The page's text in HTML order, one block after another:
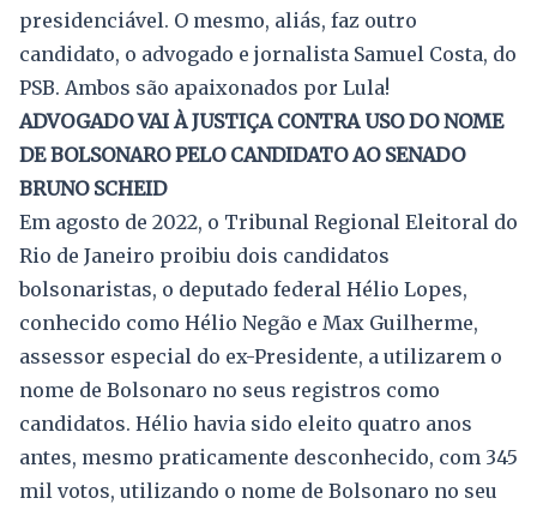
presidenciável. O mesmo, aliás, faz outro
candidato, o advogado e jornalista Samuel Costa, do
PSB. Ambos são apaixonados por Lula!
ADVOGADO VAI À JUSTIÇA CONTRA USO DO NOME
DE BOLSONARO PELO CANDIDATO AO SENADO
BRUNO SCHEID
Em agosto de 2022, o Tribunal Regional Eleitoral do
Rio de Janeiro proibiu dois candidatos
bolsonaristas, o deputado federal Hélio Lopes,
conhecido como Hélio Negão e Max Guilherme,
assessor especial do ex-Presidente, a utilizarem o
nome de Bolsonaro no seus registros como
candidatos. Hélio havia sido eleito quatro anos
antes, mesmo praticamente desconhecido, com 345
mil votos, utilizando o nome de Bolsonaro no seu